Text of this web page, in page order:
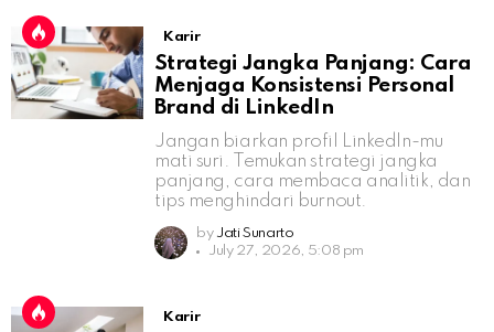
Karir
Strategi Jangka Panjang: Cara
Menjaga Konsistensi Personal
Brand di LinkedIn
Jangan biarkan profil LinkedIn-mu
mati suri. Temukan strategi jangka
panjang, cara membaca analitik, dan
tips menghindari burnout.
by Jati Sunarto
July 27, 2026, 5:08 pm
Karir